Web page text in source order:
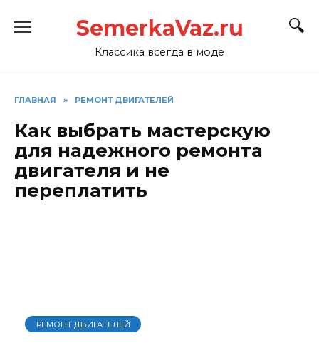
SemerkaVaz.ru
Классика всегда в моде
ГЛАВНАЯ » РЕМОНТ ДВИГАТЕЛЕЙ
Как выбрать мастерскую
для надежного ремонта
двигателя и не
переплатить
РЕМОНТ ДВИГАТЕЛЕЙ